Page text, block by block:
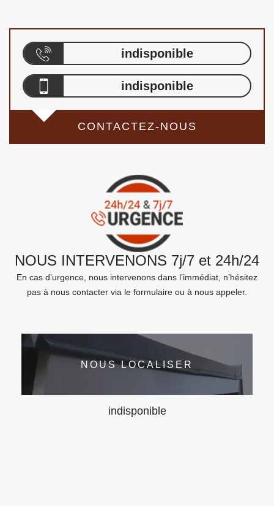
indisponible
indisponible
CONTACTEZ-NOUS
NOUS INTERVENONS 7j/7 et 24h/24
En cas d’urgence, nous intervenons dans l’immédiat, n’hésitez
pas à nous contacter via le formulaire ou à nous appeler.
NOUS LOCALISER
indisponible